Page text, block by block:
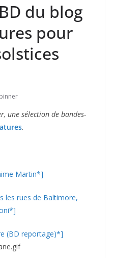
du blog
pour
une sélection de bandes-
.
Martin*]
les rues de Baltimore,
(BD reportage)*]